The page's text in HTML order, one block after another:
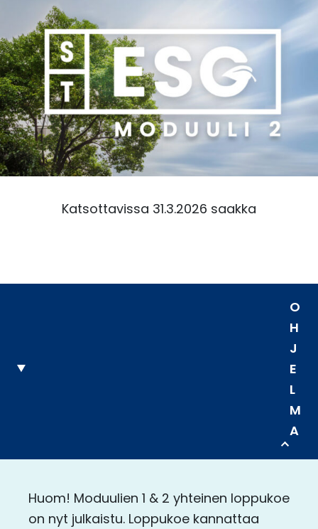
Katsottavissa 31.3.2026 saakka
O
H
J
E
L
M
A
Huom! Moduulien 1 & 2 yhteinen loppukoe
on nyt julkaistu. Loppukoe kannattaa